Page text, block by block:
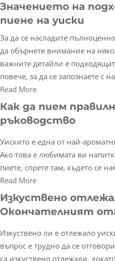
Значението на
пиене на уиски
За да се насладите
да обърнете внимание на
важните детайли е
повече, за да се запознаете с
Read More
Как да пием
ръководство
Уискито е една от най-
Ако това е любимата ви
пиете, спрете там, където се
Read More
Изкуствено
Окончателният
Изкуствено ли е отлежало
въпрос е трудно да се
са изкуствено отлежали,